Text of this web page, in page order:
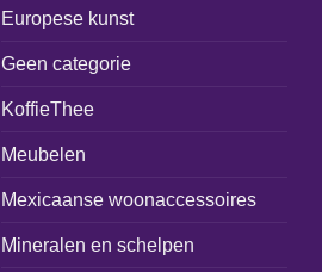
Europese kunst
Geen categorie
KoffieThee
Meubelen
Mexicaanse woonaccessoires
Mineralen en schelpen